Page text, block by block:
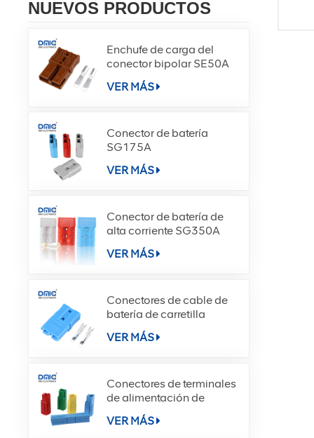
NUEVOS PRODUCTOS
Enchufe de carga del
conector bipolar SE50A
VER MÁS
Conector de batería
SG175A
VER MÁS
Conector de batería de
alta corriente SG350A
VER MÁS
Conectores de cable de
batería de carretilla
elevadora SE40A
VER MÁS
Conectores de terminales
de alimentación de
desconexión rápida
SD180A
VER MÁS